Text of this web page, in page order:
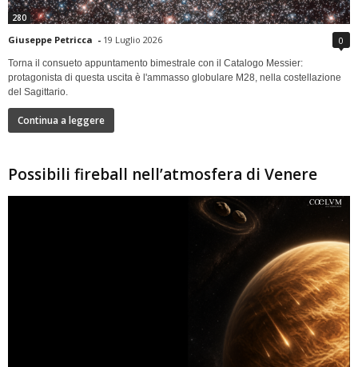
280
Giuseppe Petricca - 19 Luglio 2026 0
Torna il consueto appuntamento bimestrale con il Catalogo Messier:
protagonista di questa uscita è l'ammasso globulare M28, nella costellazione
del Sagittario.
Continua a leggere
Possibili fireball nell’atmosfera di Venere